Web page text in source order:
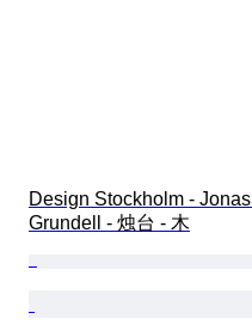
Design Stockholm - Jonas
Grundell - 烛台 - 木